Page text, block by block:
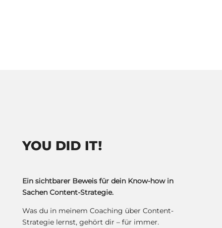
YOU DID IT!
Ein sichtbarer Beweis für dein Know-how in
Sachen Content-Strategie.
Was du in meinem Coaching über Content-
Strategie lernst, gehört dir – für immer.